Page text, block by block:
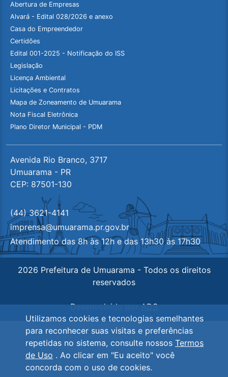
Abertura de Empresas
Alvará - Edital 028/2026 e anexo
Casa do Empreendedor
Certidões
Edital 001-2025 - Notificação do ISS
Legislação
Licença Ambiental
Licitações e Contratos
Mapa de Zoneamento de Umuarama
Nota Fiscal Eletrônica
Plano Diretor Municipal - PDM
Avenida Rio Branco, 3717
Umuarama - PR
CEP: 87501-130
(44) 3621-4141
imprensa@umuarama.pr.gov.br
Atendimento das 8h às 12h e das 13h30 às 17h30
2026 Prefeitura de Umuarama - Todos os direitos
reservados
Desenvolvido porADS
Utilizamos cookies e tecnologias semelhantes
para reconhecer suas visitas e preferências
repetidas no sistema, consulte nossos Termos
de Uso . Ao clicar em "Eu aceito" você
concorda com o uso de cookies.